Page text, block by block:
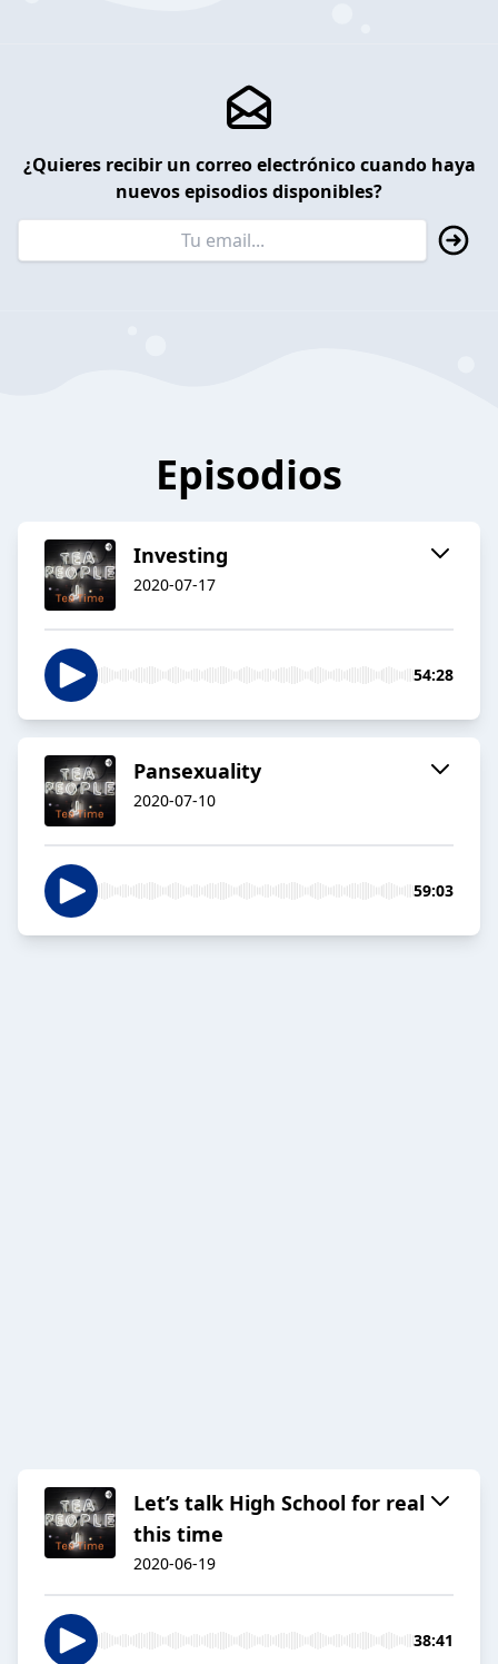
¿Quieres recibir un correo electrónico cuando haya
nuevos episodios disponibles?
Episodios
Investing
2020-07-17
54:28
Pansexuality
2020-07-10
59:03
Let’s talk High School for real
this time
2020-06-19
38:41